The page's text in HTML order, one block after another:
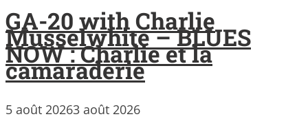
GA-20 with Charlie
Musselwhite – BLUES
NOW : Charlie et la
camaraderie
5 août 20263 août 2026